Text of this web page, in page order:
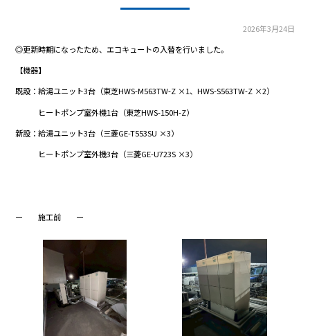
2026年3月24日
◎更新時期になったため、エコキュートの入替を行いました。
【機器】
既設：給湯ユニット3台（東芝HWS-M563TW-Z ×1、HWS-S563TW-Z ×2）
ヒートポンプ室外機1台（東芝HWS-150H-Z）
新設：給湯ユニット3台（三菱GE-T553SU ×3）
ヒートポンプ室外機3台（三菱GE-U723S ×3）
ー 施工前 ー